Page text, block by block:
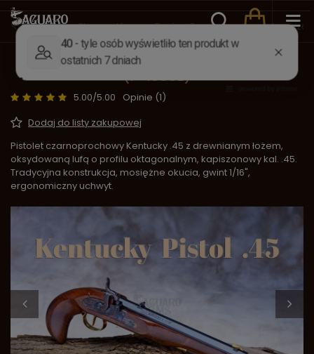
Wstecz Strona główna Broń Czarnoprochowa
Pistolet czarnoprochowy Kentucky Pistol
(P-1065E)
5.00/5.00
Opinie (1)
Dodaj do listy zakupowej
Pistolet czarnoprochowy Kentucky .45 z drewnianym łożem,
oksydowaną lufą o profilu oktagonalnym, kapiszonowy kal. .45.
Tradycyjna konstrukcja, mosiężne okucia, gwint 1/16",
ergonomiczny uchwyt.